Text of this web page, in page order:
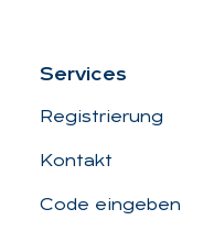
Ser­vices
Registrierung
Kontakt
Code eingeben